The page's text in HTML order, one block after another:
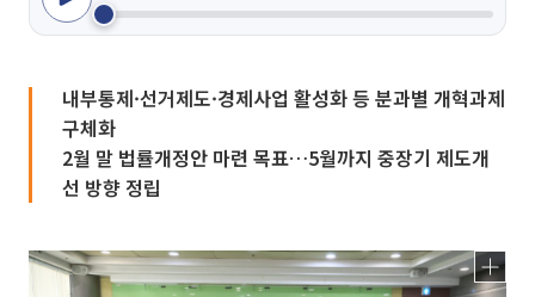
내부통제·선거제도·경제사업 활성화 등 분과별 개혁과제
구체화
2월 말 법률개정안 마련 목표…5월까지 중장기 제도개
선 방향 정립